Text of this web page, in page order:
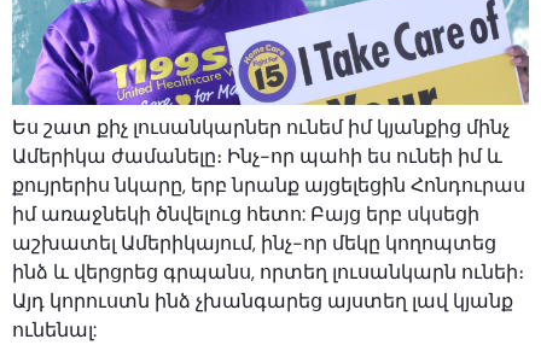
Ես շատ քիչ լուսանկարներ ունեմ իմ կյանքից մինչ
Ամերիկա ժամանելը։ Ինչ-որ պահի ես ունեի իմ և
քույրերիս նկարը, երբ նրանք այցելեցին Հոնդուրաս
իմ առաջնեկի ծնվելուց հետո: Բայց երբ սկսեցի
աշխատել Ամերիկայում, ինչ-որ մեկը կողոպտեց
ինձ և վերցրեց գրպանս, որտեղ լուսանկարն ունեի։
Այդ կորուստն ինձ չխանգարեց այստեղ լավ կյանք
ունենալ: